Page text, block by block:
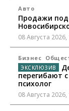
Авто
Продажи
08 Августа 2026,
Бизнес
перегибают
психолог
08 Августа 2026,